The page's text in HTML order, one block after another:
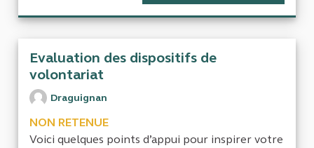
Evaluation des dispositifs de
volontariat
Draguignan
NON RETENUE
Voici quelques points d’appui pour inspirer votre